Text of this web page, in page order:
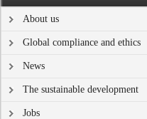
About us
Global compliance and ethics
News
The sustainable development
Jobs